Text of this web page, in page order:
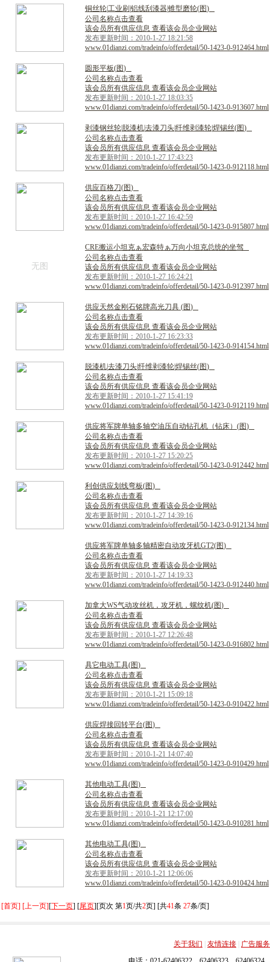
铜丝轮工业刷 铝线刮 漆器锥型磨轮(图)
公司名称点击查看
该会员所有供应信息 查看该会员企业网站
发布更新时间：2010-1-27 18:21:58
www.01dianzi.com/tradeinfo/offerdetail/50-1423-0-912464.html
圆形平板(图)
公司名称点击查看
该会员所有供应信息 查看该会员企业网站
发布更新时间：2010-1-27 18:03:35
www.01dianzi.com/tradeinfo/offerdetail/50-1423-0-913607.html
剥漆钢丝轮 脱漆机去漆刀头纤维剥漆轮焊锡丝(图)
公司名称点击查看
该会员所有供应信息 查看该会员企业网站
发布更新时间：2010-1-27 17:43:23
www.01dianzi.com/tradeinfo/offerdetail/50-1423-0-912118.html
供应百格刀(图)
公司名称点击查看
该会员所有供应信息 查看该会员企业网站
发布更新时间：2010-1-27 16:42:59
www.01dianzi.com/tradeinfo/offerdetail/50-1423-0-915807.html
无图
CRE搬运小坦克ぁ宏森特ぁ万向小坦克总统的坐驾
公司名称点击查看
该会员所有供应信息 查看该会员企业网站
发布更新时间：2010-1-27 16:24:21
www.01dianzi.com/tradeinfo/offerdetail/50-1423-0-912397.html
供应天然金刚 石铭牌高光刀具 (图)
公司名称点击查看
该会员所有供应信息 查看该会员企业网站
发布更新时间：2010-1-27 16:23:33
www.01dianzi.com/tradeinfo/offerdetail/50-1423-0-914154.html
脱漆机去漆刀头纤维剥漆轮焊锡丝(图)
公司名称点击查看
该会员所有供应信息 查看该会员企业网站
发布更新时间：2010-1-27 15:41:19
www.01dianzi.com/tradeinfo/offerdetail/50-1423-0-912119.html
供应将军牌单轴多轴空油压自动钻孔机 （钻床） (图)
公司名称点击查看
该会员所有供应信息 查看该会员企业网站
发布更新时间：2010-1-27 15:20:25
www.01dianzi.com/tradeinfo/offerdetail/50-1423-0-912442.html
利 创 供应划 线弯板(图)
公司名称点击查看
该会员所有供应信息 查看该会员企业网站
发布更新时间：2010-1-27 14:39:16
www.01dianzi.com/tradeinfo/offerdetail/50-1423-0-912134.html
供应将军牌单轴多轴精密自动攻牙机GT2(图)
公司名称点击查看
该会员所有供应信息 查看该会员企业网站
发布更新时间：2010-1-27 14:19:33
www.01dianzi.com/tradeinfo/offerdetail/50-1423-0-912440.html
加拿大WS气动攻丝机 ， 攻牙机 ， 螺纹机(图)
公司名称点击查看
该会员所有供应信息 查看该会员企业网站
发布更新时间：2010-1-27 12:26:48
www.01dianzi.com/tradeinfo/offerdetail/50-1423-0-916802.html
具它电动工具(图)
公司名称点击查看
该会员所有供应信息 查看该会员企业网站
发布更新时间：2010-1-21 15:09:18
www.01dianzi.com/tradeinfo/offerdetail/50-1423-0-910422.html
供应焊接回转平台(图)
公司名称点击查看
该会员所有供应信息 查看该会员企业网站
发布更新时间：2010-1-21 14:07:40
www.01dianzi.com/tradeinfo/offerdetail/50-1423-0-910429.html
其他电动工具(图)
公司名称点击查看
该会员所有供应信息 查看该会员企业网站
发布更新时间：2010-1-21 12:17:00
www.01dianzi.com/tradeinfo/offerdetail/50-1423-0-910281.html
其他电动工具(图)
公司名称点击查看
该会员所有供应信息 查看该会员企业网站
发布更新时间：2010-1-21 12:06:06
www.01dianzi.com/tradeinfo/offerdetail/50-1423-0-910424.html
[首页] [上一页][下一页] [尾页][页次 第1页/共2页] [共41条 27条/页]
关于我们 友情连接
广告服务